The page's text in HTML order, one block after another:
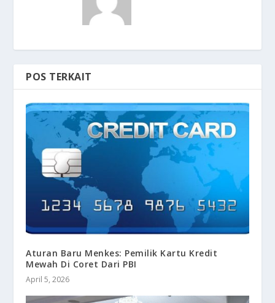
POS TERKAIT
Aturan Baru Menkes: Pemilik Kartu Kredit
Mewah Di Coret Dari PBI
April 5, 2026